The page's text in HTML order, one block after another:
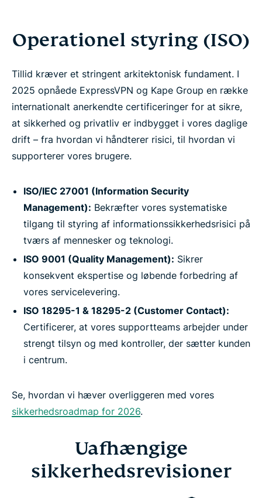
Operationel styring (ISO)
Tillid kræver et stringent arkitektonisk fundament. I
2025 opnåede ExpressVPN og Kape Group en række
internationalt anerkendte certificeringer for at sikre,
at sikkerhed og privatliv er indbygget i vores daglige
drift – fra hvordan vi håndterer risici, til hvordan vi
supporterer vores brugere.
ISO/IEC 27001 (Information Security
Management): Bekræfter vores systematiske
tilgang til styring af informationssikkerhedsrisici på
tværs af mennesker og teknologi.
ISO 9001 (Quality Management): Sikrer
konsekvent ekspertise og løbende forbedring af
vores servicelevering.
ISO 18295-1 & 18295-2 (Customer Contact):
Certificerer, at vores supportteams arbejder under
strengt tilsyn og med kontroller, der sætter kunden
i centrum.
Se, hvordan vi hæver overliggeren med vores
sikkerhedsroadmap for 2026.
Uafhængige
sikkerhedsrevisioner